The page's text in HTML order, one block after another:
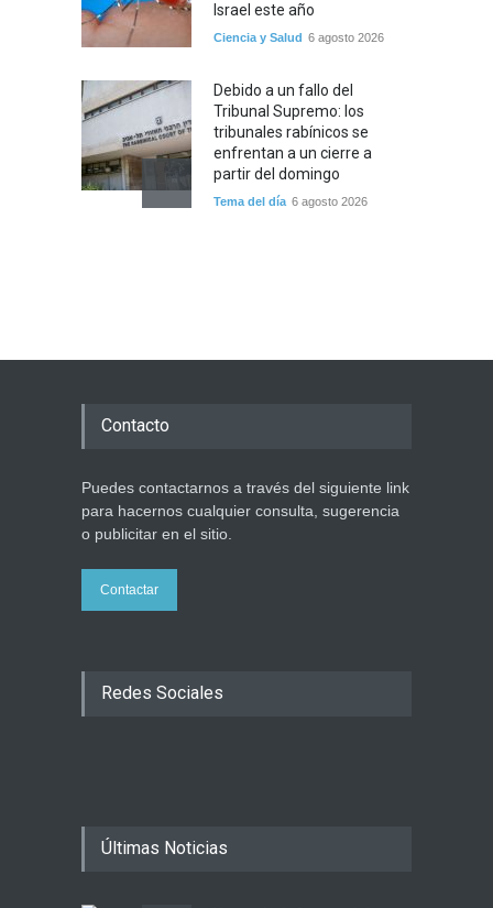
Israel este año
Ciencia y Salud 6 agosto 2026
Debido a un fallo del
Tribunal Supremo: los
tribunales rabínicos se
enfrentan a un cierre a
partir del domingo
Tema del día 6 agosto 2026
Economía y Negocios
Contacto
Puedes contactarnos a través del siguiente link
para hacernos cualquier consulta, sugerencia
o publicitar en el sitio.
Contactar
Redes Sociales
Últimas Noticias